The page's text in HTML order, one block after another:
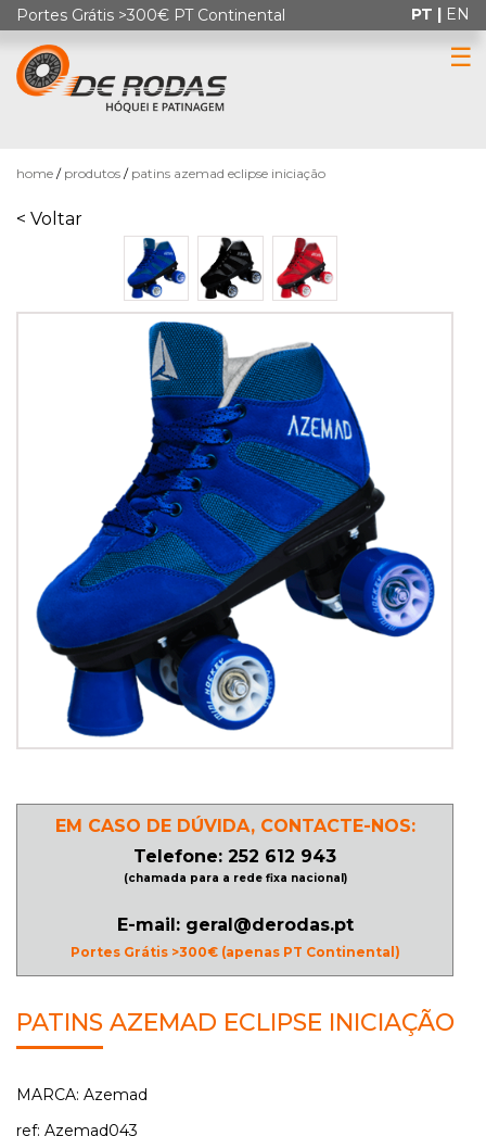
Portes Grátis >300€ PT Continental
PATINAGEM
PATINAGEM
NO
GELO
PROMOÇÕES
LINHA
ROLLER
☰
PT | EN
home produtos patins azemad eclipse iniciação
< Voltar
EM CASO DE DÚVIDA, CONTACTE-NOS:
Telefone: 252 612 943
(chamada para a rede fixa nacional)
E-mail: geral@derodas.pt
Portes Grátis >300€ (apenas PT Continental)
PATINS AZEMAD ECLIPSE INICIAÇÃO
MARCA: Azemad
ref: Azemad043